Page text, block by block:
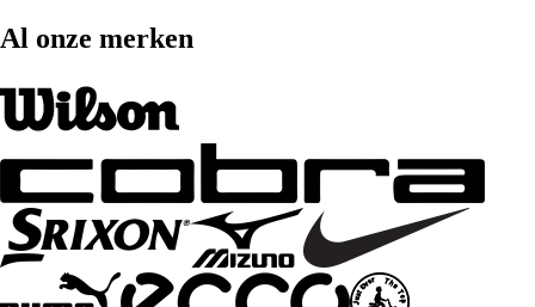
Al onze merken